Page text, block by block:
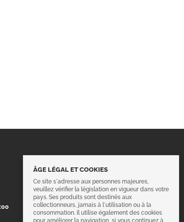
ÂGE LÉGAL ET COOKIES
Ce site s´adresse aux personnes majeures,
veuillez vérifier la législation en vigueur dans votre
pays. Ses produits sont destinés aux
collectionneurs, jamais à l´utilisation ou à la
consommation. Il utilise également des cookies
pour améliorer la navigation, si vous continuez à